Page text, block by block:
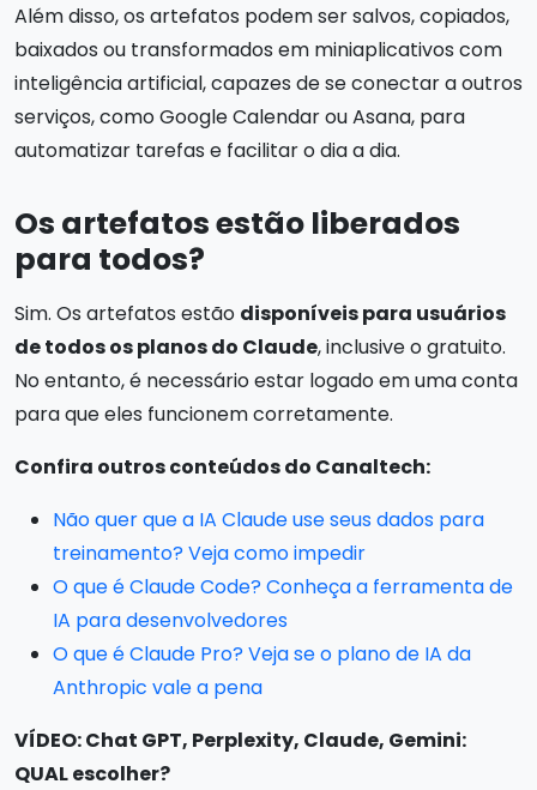
Além disso, os artefatos podem ser salvos, copiados,
baixados ou transformados em miniaplicativos com
inteligência artificial, capazes de se conectar a outros
serviços, como Google Calendar ou Asana, para
automatizar tarefas e facilitar o dia a dia.
Os artefatos estão liberados
para todos?
Sim. Os artefatos estão disponíveis para usuários
de todos os planos do Claude, inclusive o gratuito.
No entanto, é necessário estar logado em uma conta
para que eles funcionem corretamente.
Confira outros conteúdos do Canaltech:
Não quer que a IA Claude use seus dados para
treinamento? Veja como impedir
O que é Claude Code? Conheça a ferramenta de
IA para desenvolvedores
O que é Claude Pro? Veja se o plano de IA da
Anthropic vale a pena
VÍDEO: Chat GPT, Perplexity, Claude, Gemini:
QUAL escolher?